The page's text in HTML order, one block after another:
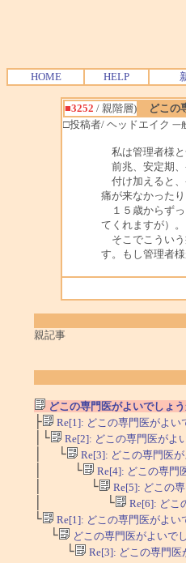
HOME HELP
■3252 / 親階層)
どこの
□投稿者/ ヘッドエイク 一
私は管理者様と
前兆、安定期、
付け加えると、
痛が来なかった
１５歳からずっ
てくれますが）。
そこでこういう
す。もし管理者
親記事
どこの専門医がよいでしょう
├ Re[1]: どこの専門医がよい
│└ Re[2]: どこの専門医がよ
│ └ Re[3]: どこの専門医
│ └ Re[4]: どこの専門
│ └ Re[5]: どこの
│ └ Re[6]: どこ
└ Re[1]: どこの専門医がよい
└ どこの専門医がよいで
└ Re[3]: どこの専門医